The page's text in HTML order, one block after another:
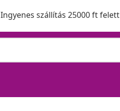
Ingyenes szállítás 25000 ft felett